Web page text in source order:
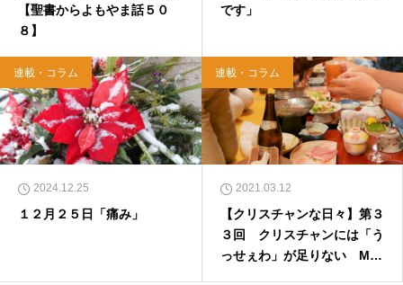
【聖書からよもやま話５０
８】
です」
連載・コラム
2024.12.25
１２月２５日「痛み」
連載・コラム
2021.03.12
【クリスチャンな日々】第３
３回 クリスチャンには「う
っせぇわ」が足りない MA